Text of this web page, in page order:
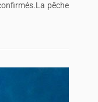
pêche